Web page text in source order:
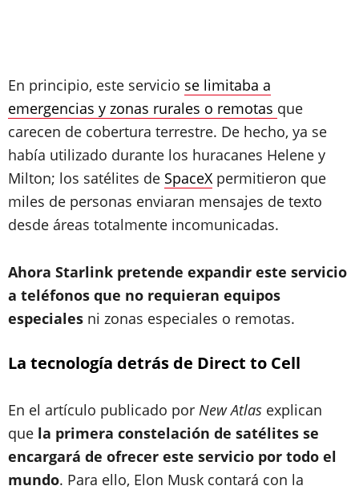
En principio, este servicio se limitaba a
emergencias y zonas rurales o remotas que
carecen de cobertura terrestre. De hecho, ya se
había utilizado durante los huracanes Helene y
Milton; los satélites de SpaceX permitieron que
miles de personas enviaran mensajes de texto
desde áreas totalmente incomunicadas.
Ahora Starlink pretende expandir este servicio
a teléfonos que no requieran equipos
especiales ni zonas especiales o remotas.
La tecnología detrás de Direct to Cell
En el artículo publicado por New Atlas explican
que la primera constelación de satélites se
encargará de ofrecer este servicio por todo el
mundo. Para ello, Elon Musk contará con la